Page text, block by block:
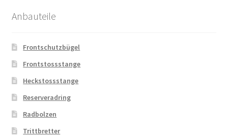
Anbauteile
Frontschutzbügel
Frontstossstange
Heckstossstange
Reserveradring
Radbolzen
Trittbretter